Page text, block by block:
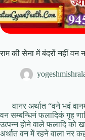
राम की सेना में बंदरों नहीं वन
वानर अर्थात “वने भवं वानम्,
वन सम्बन्धिनं फलादिकं गृह
उत्पन्न होने वाले फलादि को
अर्थात वन में रहने वाला नर